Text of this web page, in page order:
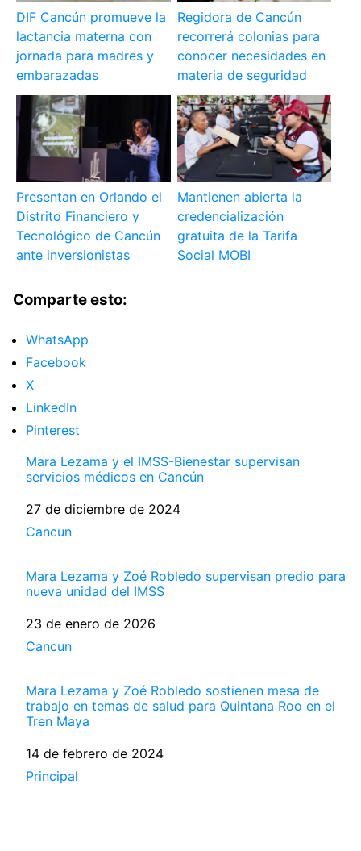
DIF Cancún promueve la
lactancia materna con
jornada para madres y
embarazadas
Regidora de Cancún
recorrerá colonias para
conocer necesidades en
materia de seguridad
Presentan en Orlando el
Distrito Financiero y
Tecnológico de Cancún
ante inversionistas
Mantienen abierta la
credencialización
gratuita de la Tarifa
Social MOBI
Comparte esto:
WhatsApp
Facebook
X
LinkedIn
Pinterest
Mara Lezama y el IMSS-Bienestar supervisan
servicios médicos en Cancún
Fecha
27 de diciembre de 2024
Respecto a
Cancun
Mara Lezama y Zoé Robledo supervisan predio para
nueva unidad del IMSS
Fecha
23 de enero de 2026
Respecto a
Cancun
Mara Lezama y Zoé Robledo sostienen mesa de
trabajo en temas de salud para Quintana Roo en el
Tren Maya
Fecha
14 de febrero de 2024
Respecto a
Principal